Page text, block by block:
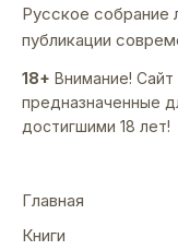
Русское собрание
публикации
18+ Внимание!
предназначенные
достигшими 18 лет!
Главная
Книги